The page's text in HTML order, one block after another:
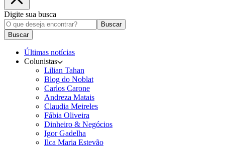
Digite sua busca
Buscar
Buscar
Últimas notícias
Colunistas
Lilian Tahan
Blog do Noblat
Carlos Carone
Andreza Matais
Claudia Meireles
Fábia Oliveira
Dinheiro & Negócios
Igor Gadelha
Ilca Maria Estevão